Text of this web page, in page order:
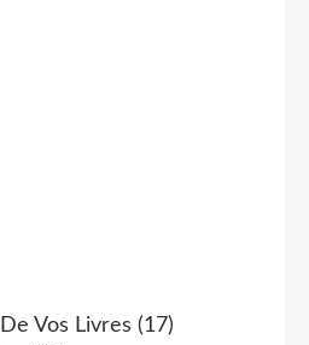
Vos Livres (17)